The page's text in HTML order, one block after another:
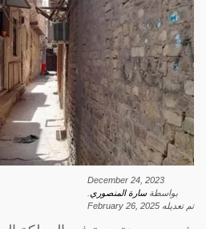
December 24, 2023
بواسطةسارة المنصوري
تم تعديله February 26, 2025